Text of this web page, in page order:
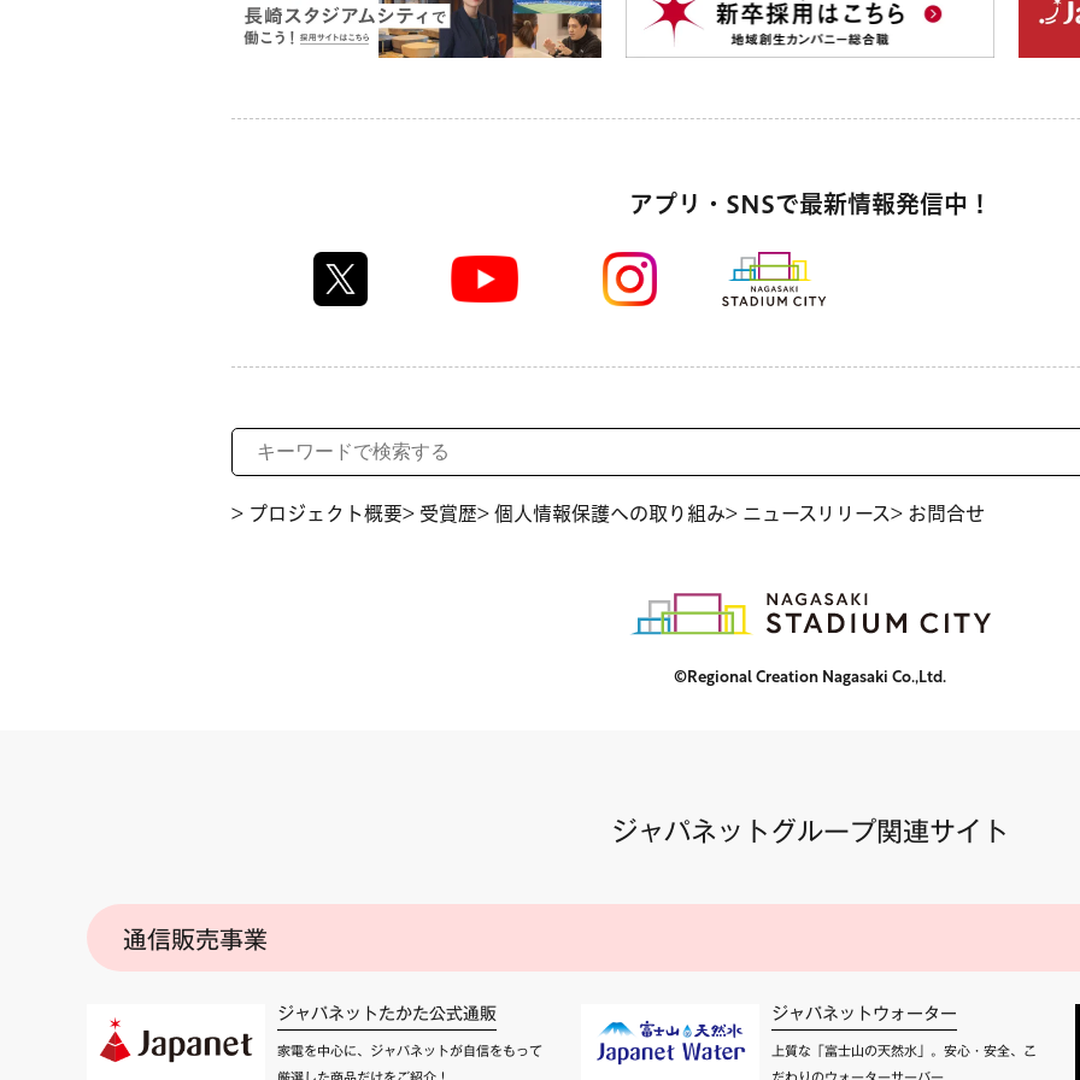
アプリ・SNSで最新情報発信中！
> プロジェクト概要> 受賞歴> 個人情報保護への取り組み> ニュースリリース> お問合せ
©Regional Creation Nagasaki Co.,Ltd.
ジャパネットグループ関連サイト
通信販売事業
ジャパネットたかた公式通販
家電を中心に、ジャパネットが自信をもって
ジャパネットウォーター
上質な「富士山の天然水」。安心・安全、こ